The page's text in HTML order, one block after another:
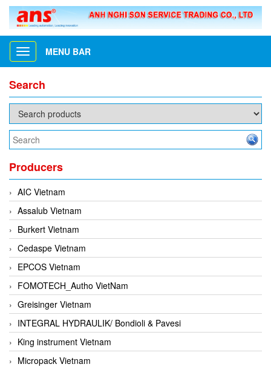
Toggle
navigation
MENU BAR
Search
Producers
AIC Vietnam
Assalub Vietnam
Burkert Vietnam
Cedaspe Vietnam
EPCOS Vietnam
FOMOTECH_Autho VietNam
Greisinger Vietnam
INTEGRAL HYDRAULIK/ Bondioli & Pavesi
King instrument Vietnam
Micropack Vietnam